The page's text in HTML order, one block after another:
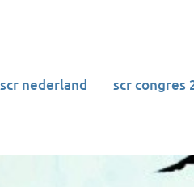
nederland scr congres